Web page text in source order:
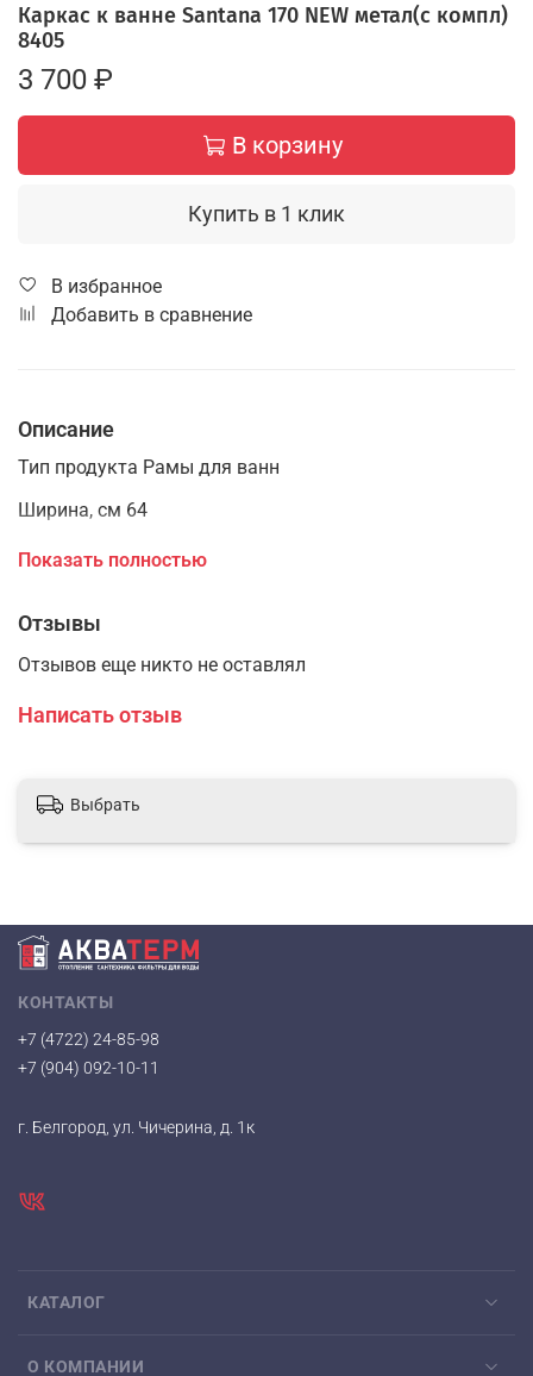
Каркас к ванне Santana 170 NEW метал(с компл)
8405
3 700 ₽
В корзину
Купить в 1 клик
В избранное
Добавить в сравнение
Описание
Тип продукта Рамы для ванн
Ширина, см 64
Длина, см 161
FLAVIA
Гарантия 5 лет
Вес (без упаковки), кг 9.6
Штрихкод 4690311037596
Показать полностью
Отзывы
Отзывов еще никто не оставлял
Написать отзыв
Выбрать
КАТАЛОГ
О КОМПАНИИ
КОНТАКТЫ
+7 (4722) 24-85-98
+7 (904) 092-10-11
г. Белгород, ул. Чичерина, д. 1к